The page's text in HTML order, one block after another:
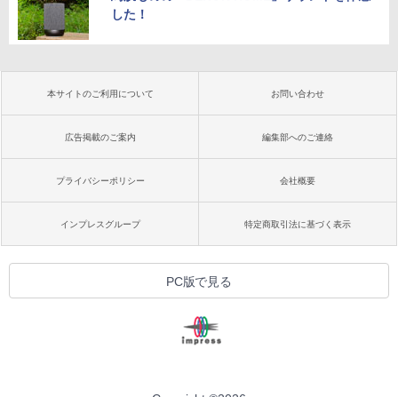
した！
本サイトのご利用について お問い合わせ
広告掲載のご案内 編集部へのご連絡
プライバシーポリシー 会社概要
インプレスグループ 特定商取引法に基づく表示
PC版で見る